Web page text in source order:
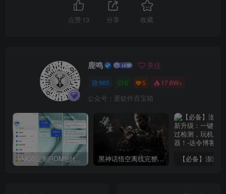
点赞 13 分享 收藏
鹿鸣 关注
965 0 5 17.6W+
公众号：爱软件百宝箱
VMOS定制ROM包HnciseOS9.6.0兼容解锁 黑神话悟空离线完整版+修改器